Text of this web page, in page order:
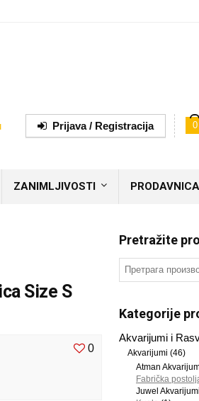
Prijava / Registracija 0
ZANIMLJIVOSTI PRODAVNICA
Size S
0
Pretražite
Kategorije
Akvarijumi i
Akvarijumi (46)
Atman
Fabrička
Juwel Akvarijumi